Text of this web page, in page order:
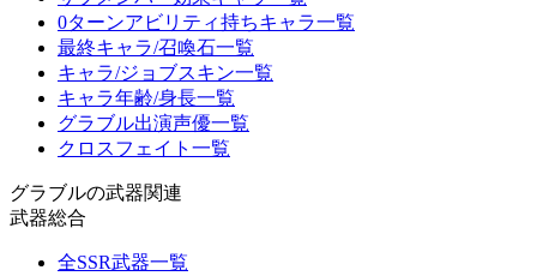
0ターンアビリティ持ちキャラ一覧
最終キャラ/召喚石一覧
キャラ/ジョブスキン一覧
キャラ年齢/身長一覧
グラブル出演声優一覧
クロスフェイト一覧
グラブルの武器関連
武器総合
全SSR武器一覧